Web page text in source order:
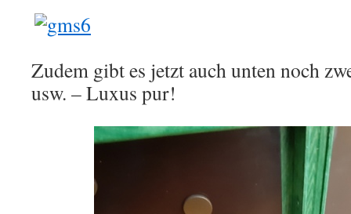
Zudem gibt es jetzt auch unten noch
usw. – Luxus pur!